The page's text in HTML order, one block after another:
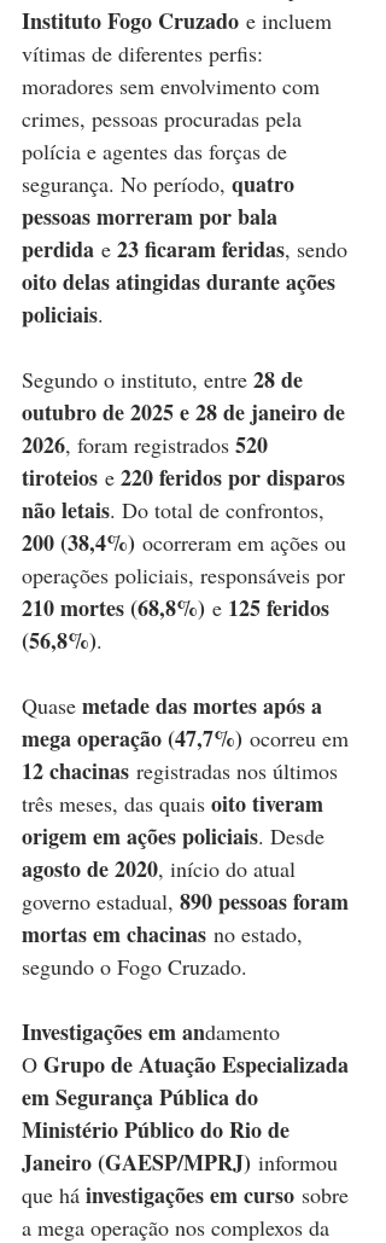
Instituto Fogo Cruzado e incluem
vítimas de diferentes perfis:
moradores sem envolvimento com
crimes, pessoas procuradas pela
polícia e agentes das forças de
segurança. No período, quatro
pessoas morreram por bala
perdida e 23 ficaram feridas, sendo
oito delas atingidas durante ações
policiais.
Segundo o instituto, entre 28 de
outubro de 2025 e 28 de janeiro de
2026, foram registrados 520
tiroteios e 220 feridos por disparos
não letais. Do total de confrontos,
200 (38,4%) ocorreram em ações ou
operações policiais, responsáveis por
210 mortes (68,8%) e 125 feridos
(56,8%).
Quase metade das mortes após a
mega operação (47,7%) ocorreu em
12 chacinas registradas nos últimos
três meses, das quais oito tiveram
origem em ações policiais. Desde
agosto de 2020, início do atual
governo estadual, 890 pessoas foram
mortas em chacinas no estado,
segundo o Fogo Cruzado.
Investigações em andamento
O Grupo de Atuação Especializada
em Segurança Pública do
Ministério Público do Rio de
Janeiro (GAESP/MPRJ) informou
que há investigações em curso sobre
a mega operação nos complexos da